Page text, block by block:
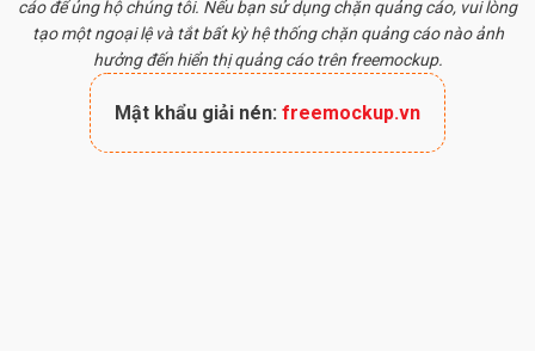
cáo để ủng hộ chúng tôi. Nếu bạn sử dụng chặn quảng cáo, vui lòng
tạo một ngoại lệ và tắt bất kỳ hệ thống chặn quảng cáo nào ảnh
hưởng đến hiển thị quảng cáo trên freemockup.
Mật khẩu giải nén: freemockup.vn